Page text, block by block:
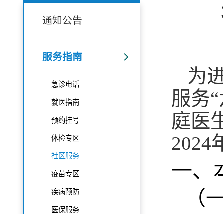
通知公告
服务指南
急诊电话
就医指南
预约挂号
体检专区
社区服务
疫苗专区
疾病预防
医保服务
为
服务
庭医
2024
一、
（